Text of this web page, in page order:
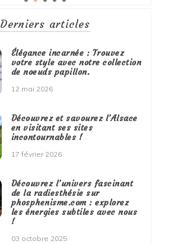
Derniers articles
Élégance incarnée : Trouvez
votre style avec notre collection
de noeuds papillon.
12 mai 2026
Découvrez et savourez l’Alsace
en visitant ses sites
incontournables !
17 février 2026
Découvrez l’univers fascinant
de la radiesthésie sur
phosphenisme.com : explorez
les énergies subtiles avec nous
!
03 octobre 2025